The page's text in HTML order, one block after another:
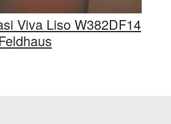
Viva Liso W382DF14